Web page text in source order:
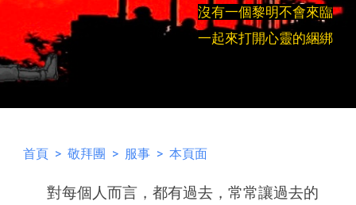
沒有一個黎明不會來臨
一起來打開心靈的綑綁
首頁 >敬拜團 > 服事 > 本頁面
對每個人而言，都有過去，常常讓過去的